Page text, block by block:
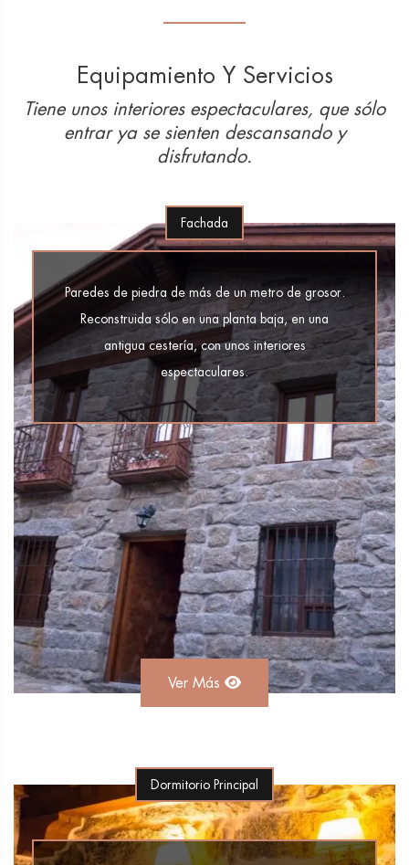
Equipamiento Y Servicios
Tiene unos interiores espectaculares, que sólo
entrar ya se sienten descansando y
disfrutando.
Fachada
Paredes de piedra de más de un metro de grosor.
Reconstruida sólo en una planta baja, en una
antigua cestería, con unos interiores
espectaculares.
Ver Más
Dormitorio Principal